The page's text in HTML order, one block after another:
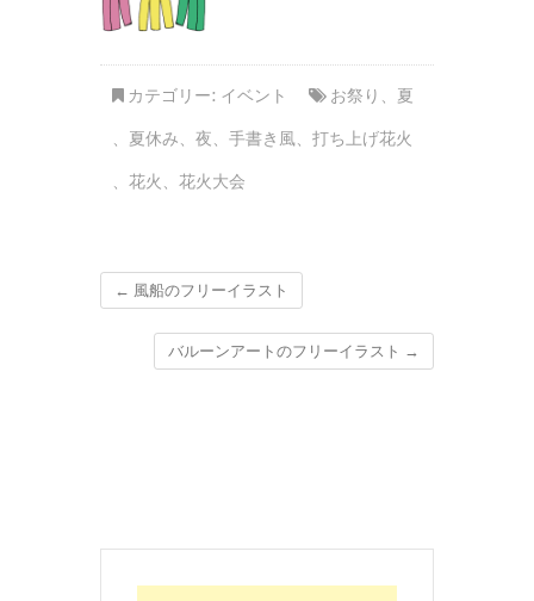
カテゴリー: イベント お祭り 、 夏
、 夏休み、 夜、 手書き風、 打ち上げ花火
、 花火 、 花火大会
← 風船のフリーイラスト
バルーンアートのフリーイラスト →